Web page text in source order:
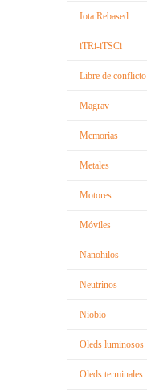
Iota Rebased
iTRi-iTSCi
Libre de conflicto
Magrav
Memorias
Metales
Motores
Móviles
Nanohilos
Neutrinos
Niobio
Oleds luminosos
Oleds terminales